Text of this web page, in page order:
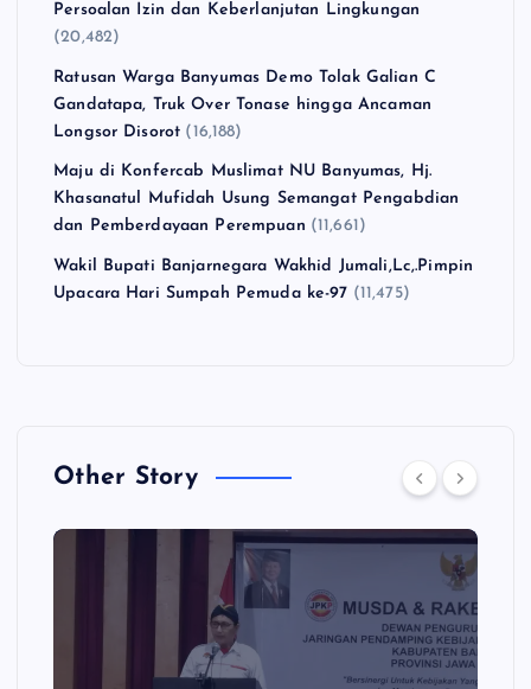
Persoalan Izin dan Keberlanjutan Lingkungan
(20,482)
Ratusan Warga Banyumas Demo Tolak Galian C
Gandatapa, Truk Over Tonase hingga Ancaman
Longsor Disorot (16,188)
Maju di Konfercab Muslimat NU Banyumas, Hj.
Khasanatul Mufidah Usung Semangat Pengabdian
dan Pemberdayaan Perempuan (11,661)
Wakil Bupati Banjarnegara Wakhid Jumali,Lc,.Pimpin
Upacara Hari Sumpah Pemuda ke-97 (11,475)
Other Story